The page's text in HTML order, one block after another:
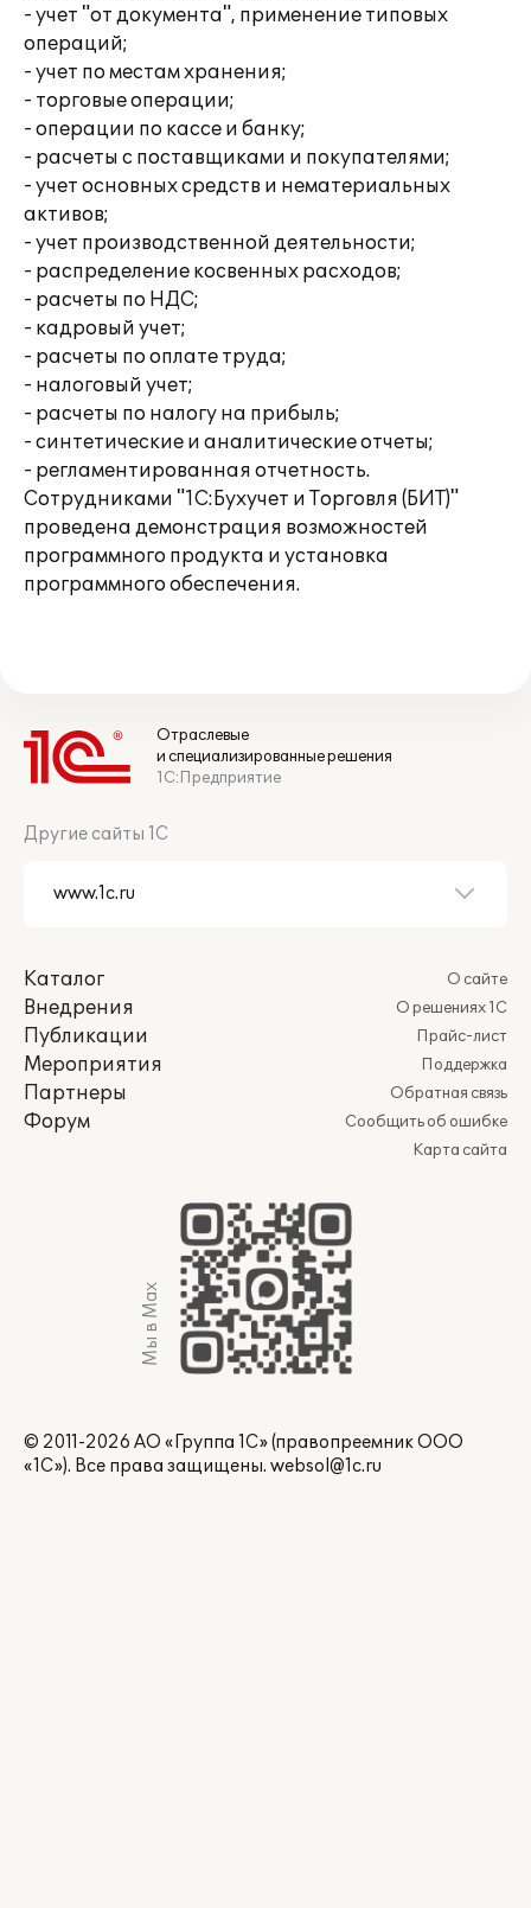
- учет "от документа", применение типовых
операций;
- учет по местам хранения;
- торговые операции;
- операции по кассе и банку;
- расчеты с поставщиками и покупателями;
- учет основных средств и нематериальных
активов;
- учет производственной деятельности;
- распределение косвенных расходов;
- расчеты по НДС;
- кадровый учет;
- расчеты по оплате труда;
- налоговый учет;
- расчеты по налогу на прибыль;
- синтетические и аналитические отчеты;
- регламентированная отчетность.
Сотрудниками "1С:Бухучет и Торговля (БИТ)"
проведена демонстрация возможностей
программного продукта и установка
программного обеспечения.
Отраслевые
и специализированные решения
1С:Предприятие
Другие сайты 1С
Каталог
Внедрения
Публикации
Мероприятия
Партнеры
Форум
О сайте
О решениях 1С
Прайс-лист
Поддержка
Обратная связь
Сообщить об ошибке
Карта сайта
Мы в Max
© 2011-2026 АО «Группа 1С» (правопреемник ООО
«1С»). Все права защищены. websol@1c.ru